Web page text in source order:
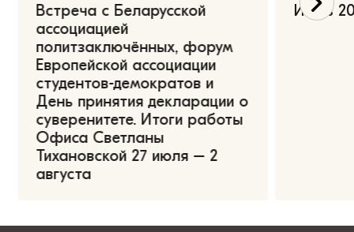
Встреча с Беларусской
ассоциацией
политзаключённых, форум
Европейской ассоциации
студентов-демократов и
День принятия декларации о
суверенитете. Итоги работы
Офиса Светланы
Тихановской 27 июля – 2
августа
Июль